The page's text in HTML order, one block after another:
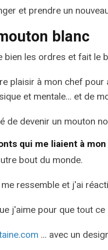
et prendre un
blanc
les ordres et fait le
plaisir à mon chef
et mentale... et de
de devenir un mouton
qui me liaient à
bout du monde.
ressemble et j'ai
j'aime pour que tout
... avec un